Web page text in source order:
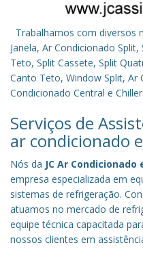
Trabalhamos com diversos
Janela, Ar Condicionado
Teto, Split Cassete, Split
Canto Teto, Window Split, Ar
Condicionado Central e
Serviços de
ar condicionado
Nós da JC Ar Condicionado
empresa especializada em
sistemas de refrigeração.
atuamos no mercado de
equipe técnica capacitada
nossos clientes em